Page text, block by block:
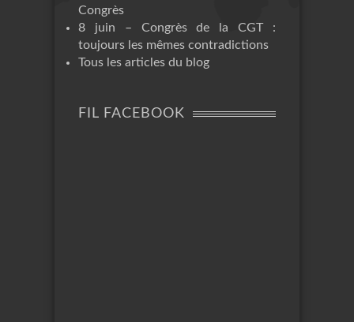
Congrès
8 juin – Congrès de la CGT :
toujours les mêmes contradictions
Tous les articles du blog
FIL FACEBOOK